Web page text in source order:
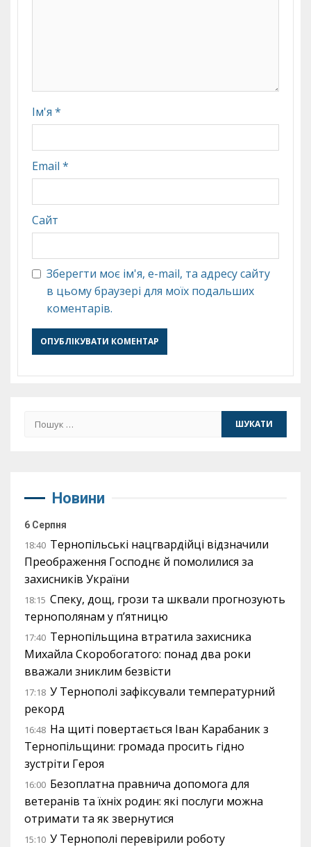
Ім'я *
Email *
Сайт
Зберегти моє ім'я, e-mail, та адресу сайту
в цьому браузері для моїх подальших
коментарів.
Пошук:
Новини
6 Серпня
18:40 Тернопільські нацгвардійці відзначили
Преображення Господнє й помолилися за
захисників України
18:15 Спеку, дощ, грози та шквали прогнозують
тернополянам у п’ятницю
17:40 Тернопільщина втратила захисника
Михайла Скоробогатого: понад два роки
вважали зниклим безвісти
17:18 У Тернополі зафіксували температурний
рекорд
16:48 На щиті повертається Іван Карабаник з
Тернопільщини: громада просить гідно
зустріти Героя
16:00 Безоплатна правнича допомога для
ветеранів та їхніх родин: які послуги можна
отримати та як звернутися
15:10 У Тернополі перевірили роботу